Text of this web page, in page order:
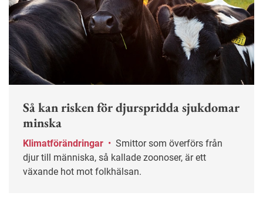
Så kan risken för djurspridda sjukdomar
minska
Klimatförändringar •
djur till människa, så kallade zoonoser, är ett
växande hot mot folkhälsan.